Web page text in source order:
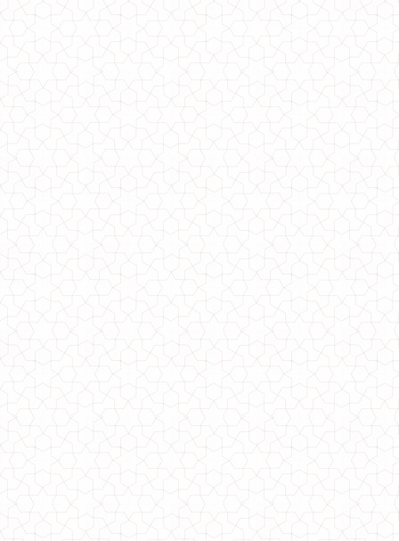
Пляжна жіноча шифонова туніка в пол
940.00грн.
Стильна жіноча туніка сорочка в полоску
640.00грн.
Жіноча шовкова туніка на бретельках
510.00грн.